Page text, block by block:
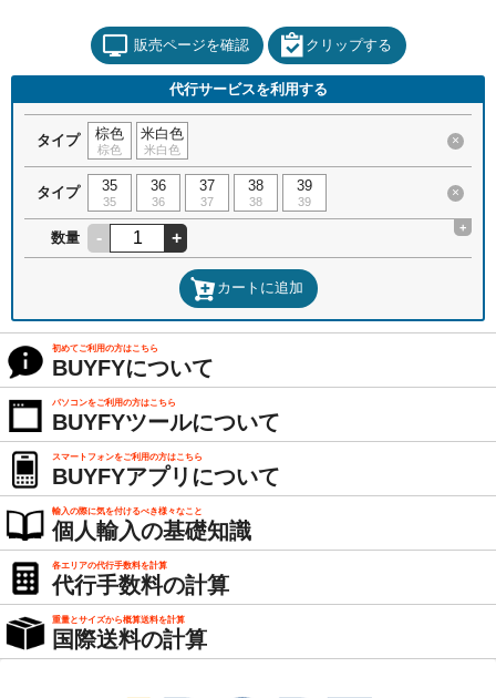
販売ページを確認 クリップする
代行サービスを利用する
タイプ 棕色
棕色
米白色
米白色
×
タイプ 35
35
36
36
37
37
38
38
39
39
×
数量 - +
+
カートに追加
初めてご利用の方はこちら
BUYFYについて
パソコンをご利用の方はこちら
BUYFYツールについて
スマートフォンをご利用の方はこちら
BUYFYアプリについて
輸入の際に気を付けるべき様々なこと
個人輸入の基礎知識
各エリアの代行手数料を計算
代行手数料の計算
重量とサイズから概算送料を計算
国際送料の計算